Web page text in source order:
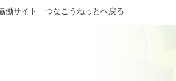
働サイト つなごうねっとへ戻る